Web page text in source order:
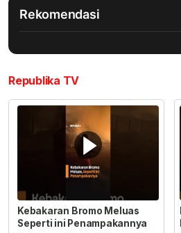
Rekomendasi
Republika TV
Kebakaran Bromo Meluas
Seperti ini Penampakannya